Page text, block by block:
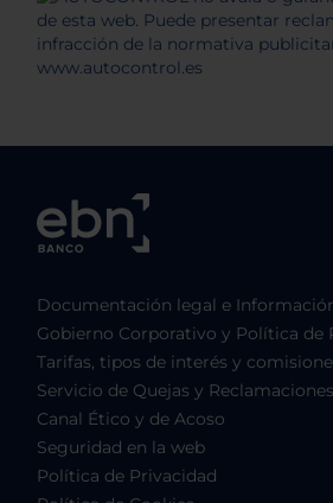
Documentación legal e
Gobierno Corporativo y Política de
Tarifas, tipos de interés y
Servicio de Quejas y Reclamaciones
Canal Ético y de Acoso
Seguridad en la web
Política de Privacidad